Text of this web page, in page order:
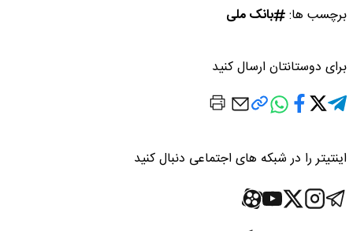
برچسب ها: بانک ملی
برای دوستانتان ارسال کنید
اینتیتر را در شبکه های اجتماعی دنبال کنید